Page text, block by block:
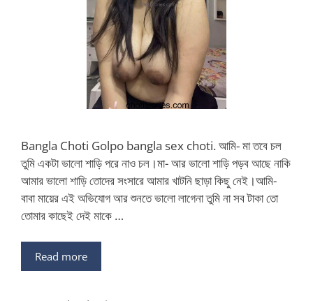
Bangla Choti Golpo bangla sex choti. আমি- মা তবে চল
তুমি একটা ভালো শাড়ি পরে নাও চল।মা- আর ভালো শাড়ি পড়ব আছে নাকি
আমার ভালো শাড়ি তোদের সংসারে আমার খাটনি ছাড়া কিছু নেই।আমি-
বাবা মায়ের এই অভিযোগ আর শুনতে ভালো লাগেনা তুমি না সব টাকা তো
তোমার কাছেই দেই মাকে …
Read more